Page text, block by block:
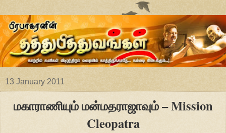
13 January 2011
மகாராணியும் மன்மதராஜாவும் – Mission
Cleopatra